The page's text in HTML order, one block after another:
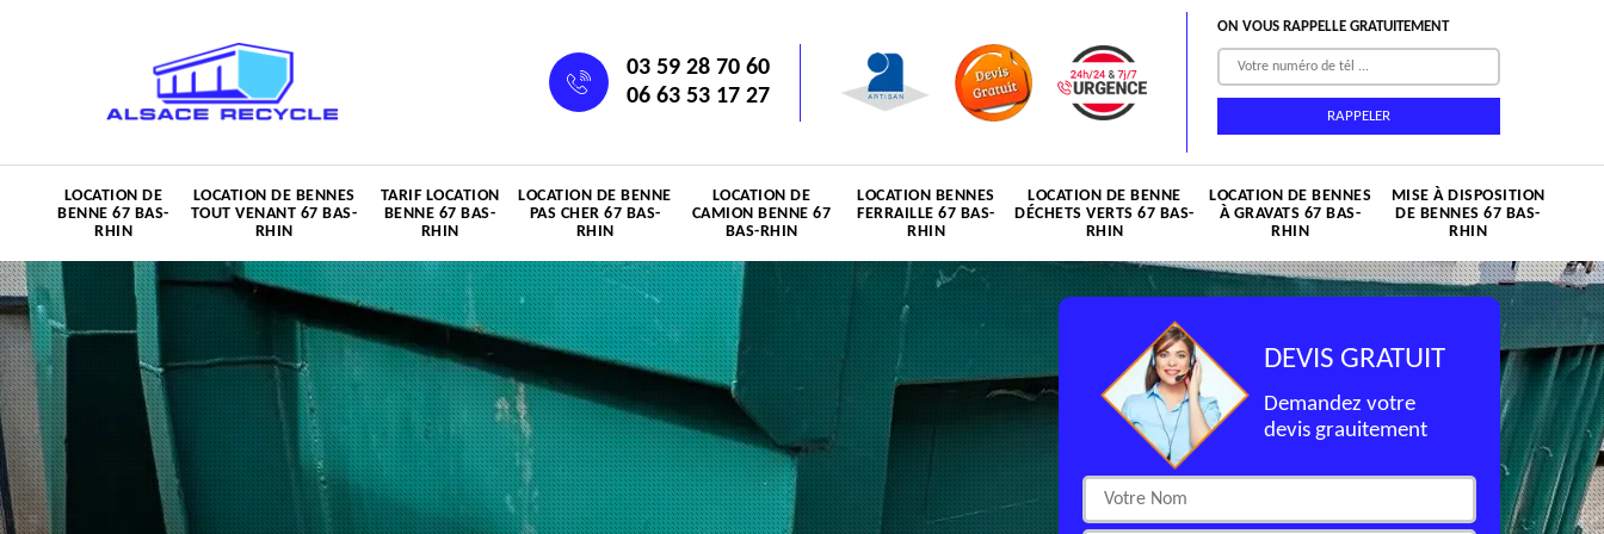
03 59 28 70 60
06 63 53 17 27
ON VOUS RAPPELLE GRATUITEMENT
LOCATION DE
BENNE 67 BAS-
RHIN
LOCATION DE BENNES
TOUT VENANT 67 BAS-
RHIN
TARIF LOCATION
BENNE 67 BAS-
RHIN
LOCATION DE BENNE
PAS CHER 67 BAS-
RHIN
LOCATION DE
CAMION BENNE 67
BAS-RHIN
LOCATION BENNES
FERRAILLE 67 BAS-
RHIN
LOCATION DE BENNE
DÉCHETS VERTS 67 BAS-
RHIN
LOCATION DE BENNES
À GRAVATS 67 BAS-
RHIN
MISE À DISPOSITION
DE BENNES 67 BAS-
RHIN
DEVIS GRATUIT
Demandez votre
devis grauitement